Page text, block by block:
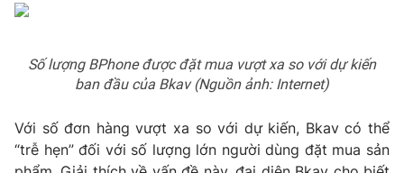
Khán giả
Du lịch
Chất lượng cuộc sống
Tuyển sinh
Công nghệ
Sản phẩm
Giao lưu trực tuyến
Số lượng BPhone được đặt mua vượt xa so với dự kiến
ban đầu của Bkav (Nguồn ảnh: Internet)
Với số đơn hàng vượt xa so với dự kiến, Bkav có thể
“trễ hẹn” đối với số lượng lớn người dùng đặt mua sản